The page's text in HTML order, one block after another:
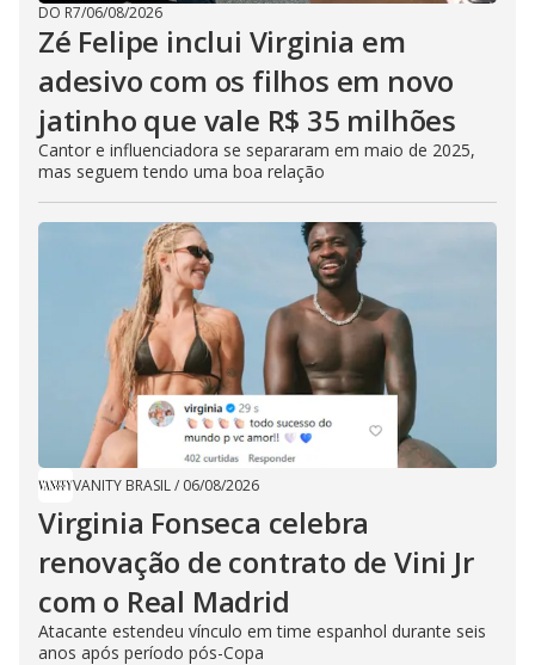
DO R7/06/08/2026
Zé Felipe inclui Virginia em
adesivo com os filhos em novo
jatinho que vale R$ 35 milhões
Cantor e influenciadora se separaram em maio de 2025,
mas seguem tendo uma boa relação
VANITY BRASIL/ 06/08/2026
Virginia Fonseca celebra
renovação de contrato de Vini Jr
com o Real Madrid
Atacante estendeu vínculo em time espanhol durante seis
anos após período pós-Copa